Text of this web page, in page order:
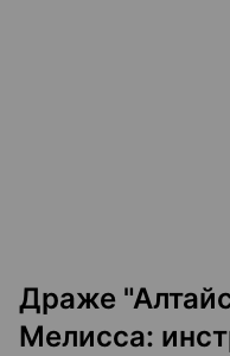
Драже
Мелисса: